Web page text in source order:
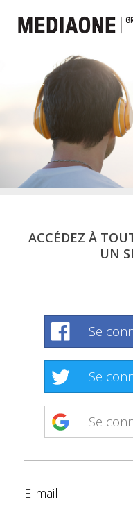
ACCÉDEZ À
UN
Se
Se
Se
E-mail